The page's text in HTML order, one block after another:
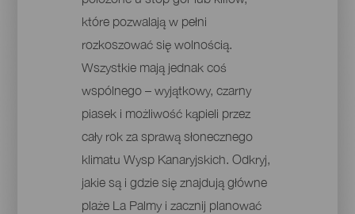
które pozwalają w pełni
rozkoszować się wolnością.
Wszystkie mają jednak coś
wspólnego – wyjątkowy, czarny
piasek i możliwość kąpieli przez
cały rok za sprawą słonecznego
klimatu Wysp Kanaryjskich. Odkryj,
jakie są i gdzie się znajdują główne
plaże La Palmy i zacznij planować